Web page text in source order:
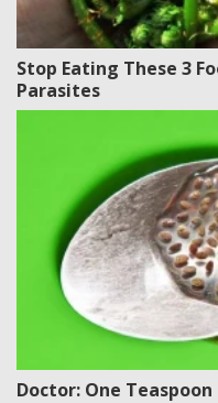
Stop Eating These 3
Parasites
Doctor: One